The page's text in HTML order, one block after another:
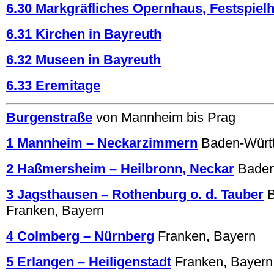
6.30 Markgräfliches Opernhaus,
6.31 Kirchen in Bayreuth
6.32 Museen in Bayreuth
6.33 Eremitage
Burgenstraße von Mannheim bis Prag
1 Mannheim – Neckarzimmern Baden-
2 Haßmersheim – Heilbronn, Neckar
3 Jagsthausen – Rothenburg o. d. Tauber
Franken, Bayern
4 Colmberg – Nürnberg Franken, Bayern
5 Erlangen – Heiligenstadt Franken, Bayern